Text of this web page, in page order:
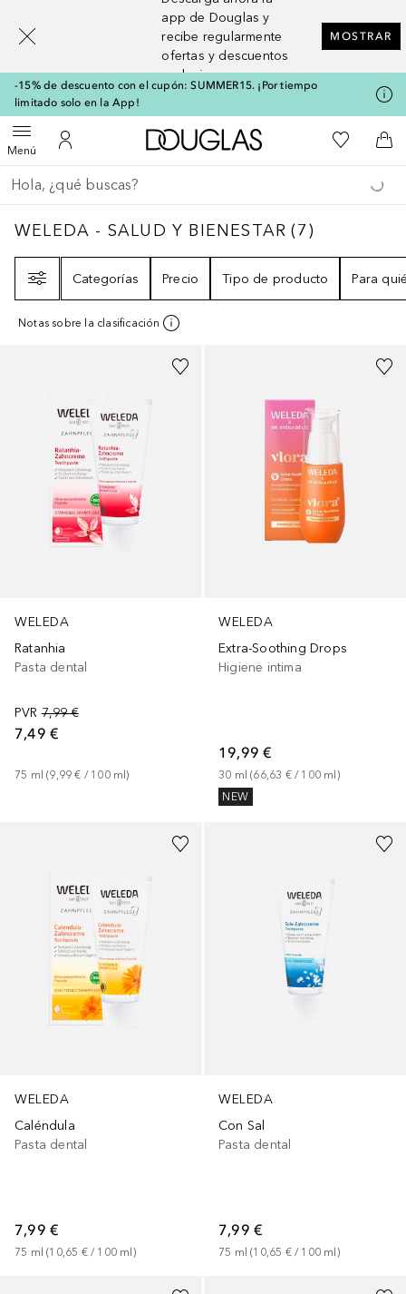
app de Douglas y
recibe regularmente
ofertas y descuentos
exclusivos
MOSTRAR
-15% de descuento con el cupón: SUMMER15. ¡Por tiempo
limitado solo en la App!
MenúAbrir menúMi cuenta
A Douglas HomeMi lista de
A
Regresar
Ejecutar búsqueda
WELEDA - SALUD Y BIENESTAR7
WELEDA - SALUD Y BIENESTAR (7)
Categorías
Precio Tipo de producto Para
Notas sobre la clasificación
WELEDA
Ratanhia
Pasta dental
PVR 7,99 €
7,49 €
75 ml (9,99 € / 100 ml)
WELEDA
Extra-Soothing Drops
Higiene intima
19,99 €
30 ml (66,63 € / 100 ml )
NEW
WELEDA
Caléndula
Pasta dental
7,99 €
75 ml (10,65 € / 100 ml )
WELEDA
Con Sal
Pasta dental
7,99 €
75 ml (10,65 € / 100 ml )
[navigation.slideout.screenreader]